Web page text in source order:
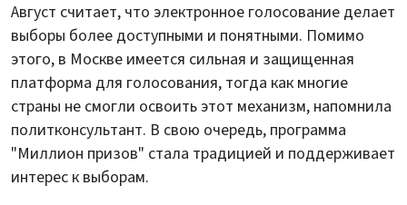
Август считает, что электронное голосование делает
выборы более доступными и понятными. Помимо
этого, в Москве имеется сильная и защищенная
платформа для голосования, тогда как многие
страны не смогли освоить этот механизм, напомнила
политконсультант. В свою очередь, программа
"Миллион призов" стала традицией и поддерживает
интерес к выборам.